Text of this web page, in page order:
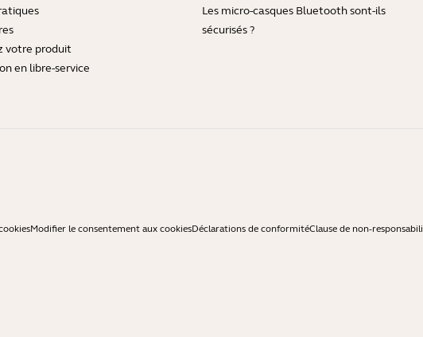
votre produit
en libre-service
Les micro-casques Bluetooth sont-ils
sécurisés ?
Modifier le consentement aux cookiesDéclarations de conformitéClause de non-